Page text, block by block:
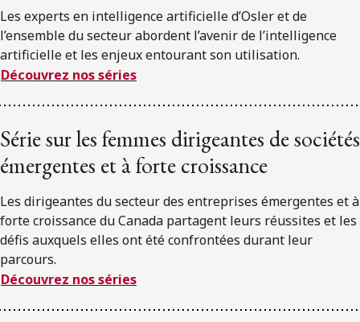
Les experts en intelligence artificielle d’Osler et de
l’ensemble du secteur abordent l’avenir de l’intelligence
artificielle et les enjeux entourant son utilisation.
Découvrez nos séries
Série sur les femmes dirigeantes de sociétés
émergentes et à forte croissance
Les dirigeantes du secteur des entreprises émergentes et à
forte croissance du Canada partagent leurs réussites et les
défis auxquels elles ont été confrontées durant leur
parcours.
Découvrez nos séries